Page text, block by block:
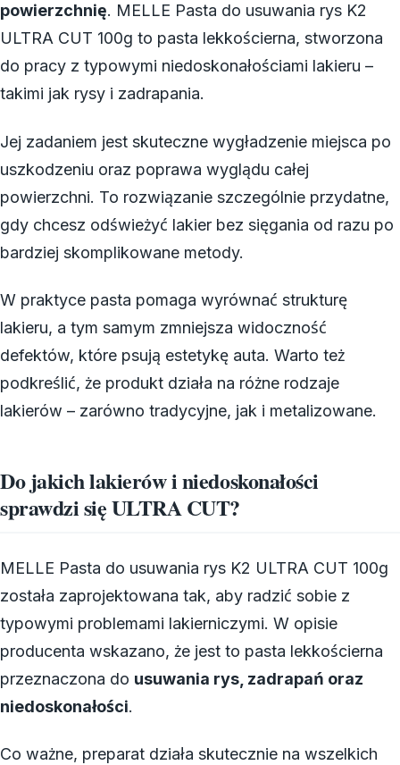
powierzchnię. MELLE Pasta do usuwania rys K2
ULTRA CUT 100g to pasta lekkościerna, stworzona
do pracy z typowymi niedoskonałościami lakieru –
takimi jak rysy i zadrapania.
Jej zadaniem jest skuteczne wygładzenie miejsca po
uszkodzeniu oraz poprawa wyglądu całej
powierzchni. To rozwiązanie szczególnie przydatne,
gdy chcesz odświeżyć lakier bez sięgania od razu po
bardziej skomplikowane metody.
W praktyce pasta pomaga wyrównać strukturę
lakieru, a tym samym zmniejsza widoczność
defektów, które psują estetykę auta. Warto też
podkreślić, że produkt działa na różne rodzaje
lakierów – zarówno tradycyjne, jak i metalizowane.
Do jakich lakierów i niedoskonałości
sprawdzi się ULTRA CUT?
MELLE Pasta do usuwania rys K2 ULTRA CUT 100g
została zaprojektowana tak, aby radzić sobie z
typowymi problemami lakierniczymi. W opisie
producenta wskazano, że jest to pasta lekkościerna
przeznaczona do usuwania rys, zadrapań oraz
niedoskonałości.
Co ważne, preparat działa skutecznie na wszelkich